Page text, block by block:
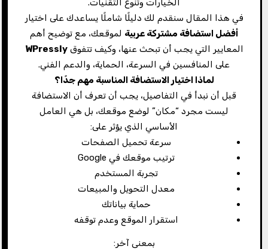
الخيارات وتنوع التقنيات.
في هذا المقال سنقدم لك دليلًا شاملًا يساعدك على اختيار
أفضل استضافة مشتركة عربية لموقعك، مع توضيح أهم
المعايير التي يجب أن تبحث عنها، وكيف تتفوقWPressly
على المنافسين في السرعة، الحماية، والدعم الفني.
لماذا اختيار الاستضافة المناسبة مهم جدًا؟
قبل أن نبدأ في التفاصيل، يجب أن تعرف أن الاستضافة
ليست مجرد “مكان” لوضع موقعك، بل هي العامل
الأساسي الذي يؤثر على:
سرعة تحميل الصفحات
ترتيب موقعك في Google
تجربة المستخدم
معدل التحويل والمبيعات
حماية بياناتك
استقرار الموقع وعدم توقفه
بمعنى آخر: